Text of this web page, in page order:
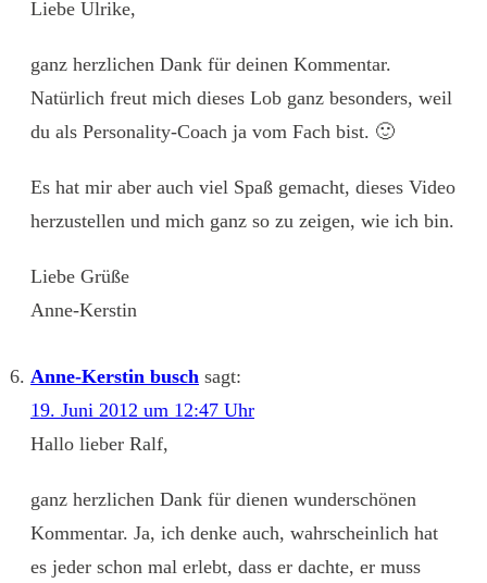
Liebe Ulrike,
ganz herzlichen Dank für deinen Kommentar.
Natürlich freut mich dieses Lob ganz besonders, weil
du als Personality-Coach ja vom Fach bist. 🙂
Es hat mir aber auch viel Spaß gemacht, dieses Video
herzustellen und mich ganz so zu zeigen, wie ich bin.
Liebe Grüße
Anne-Kerstin
Anne-Kerstin busch sagt:
19. Juni 2012 um 12:47 Uhr
Hallo lieber Ralf,
ganz herzlichen Dank für dienen wunderschönen
Kommentar. Ja, ich denke auch, wahrscheinlich hat
es jeder schon mal erlebt, dass er dachte, er muss